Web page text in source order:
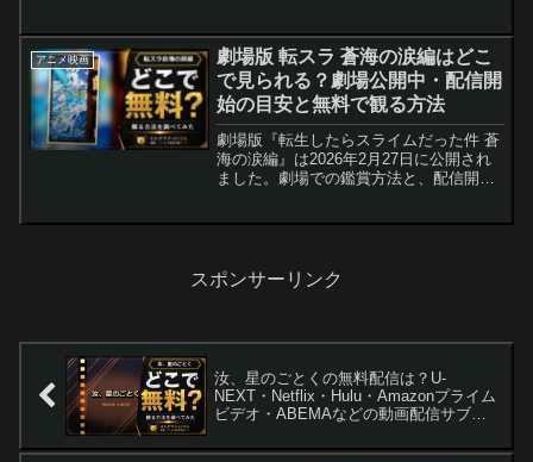
観る方法」に焦点を当て、「各動画配信
サブスクサービスで...
アニメ映画
劇場版 転スラ 蒼海の涙編はどこ
で見られる？劇場公開中・配信開
始の目安と無料で観る方法
劇場版『転生したらスライムだった件 蒼
海の涙編』は2026年2月27日に公開され
ました。劇場での鑑賞方法と、配信開始
スポンサーリンク
汝、星のごとくの無料配信は？U-
NEXT・Netflix・Hulu・Amazonプライム
ビデオ・ABEMAなどの動画配信サブス
ず】